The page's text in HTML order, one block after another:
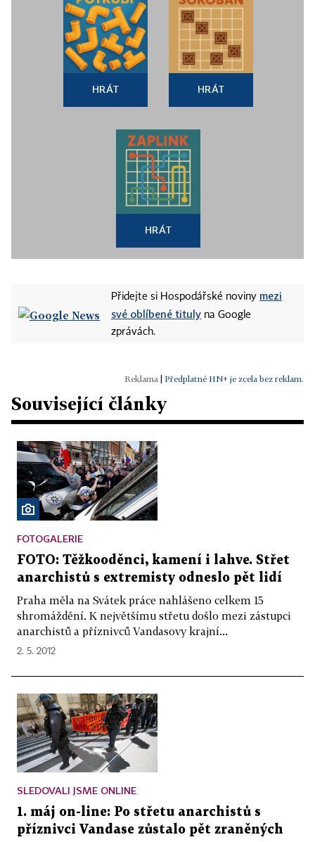
HRÁT HRÁT
HRÁT
Přidejte si Hospodářské noviny mezi
své oblíbené tituly na Google
zprávách.
Předplatné HN+ je zcela bez reklam.
Související články
FOTOGALERIE
FOTO: Těžkooděnci, kamení i lahve. Střet
anarchistů s extremisty odneslo pět lidí
Praha měla na Svátek práce nahlášeno celkem 15
shromáždění. K největšímu střetu došlo mezi zástupci
anarchistů a příznivců Vandasovy krajní...
2. 5. 2012
SLEDOVALI JSME ONLINE
1. máj on-line: Po střetu anarchistů s
příznivci Vandase zůstalo pět zraněných